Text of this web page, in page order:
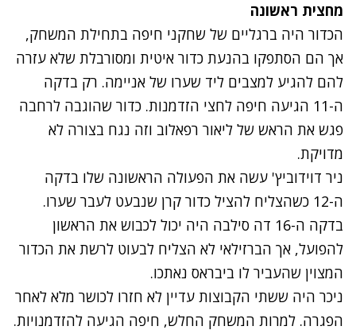
מחצית ראשונה
הכדור היה ברגליים של שחקני חיפה בתחילת המשחק,
אך הם הסתפקו בהנעת כדור איטית ומסורבלת שלא עזרה
להם להגיע למצבים ליד שערו של אניימה. רק בדקה
ה-11 הגיעה חיפה לחצי הזדמנות. כדור שהוגבה לרחבה
פגש את הראש של ליאור רפאלוב וזה נגח בצורה לא
מדויקת.
ניר דוידוביץ' עשה את הפעולה הראשונה שלו בדקה
ה-12 כשהצליח להציל כדור קרן שנבעט לעבר שערו.
בדקה ה-16 דה סילבה היה יכול לכבוש את הראשון
להפועל, אך הברזילאי לא הצליח לבעוט לרשת את הכדור
המצוין שהעביר לו ביבראס נאתכו.
ניכר היה ששתי הקבוצות עדיין לא חזרו לכושר מלא לאחר
הפגרה. למרות המשחק החלש, חיפה הגיעה להזדמנויות.